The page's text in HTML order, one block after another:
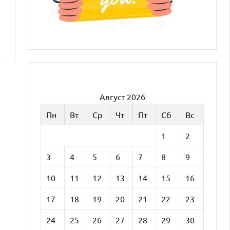
Август 2026
Пн
Вт Ср Чт Пт Сб Вс
1 2
3 4 5 6 7 8 9
10 11 12 13 14 15 16
17 18 19 20 21 22 23
24 25 26 27 28 29 30